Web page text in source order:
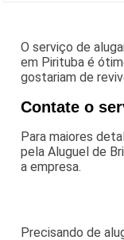
O serviço de
em Pirituba é
gostariam de
Contate o
Para maiores
pela Aluguel de
a empresa.
Precisando de